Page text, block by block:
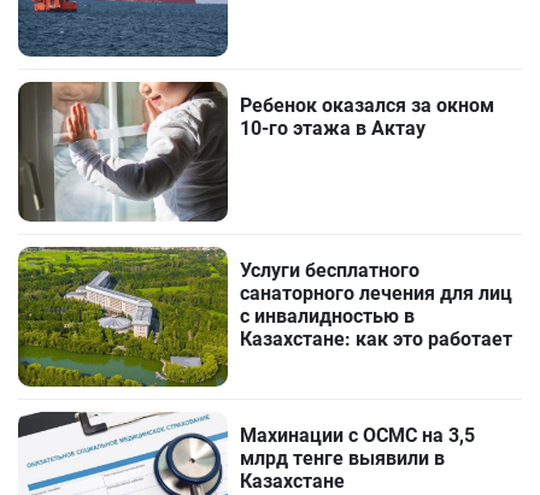
Ребенок оказался за окном
10-го этажа в Актау
Услуги бесплатного
санаторного лечения для лиц
с инвалидностью в
Казахстане: как это работает
Махинации с ОСМС на 3,5
млрд тенге выявили в
Казахстане